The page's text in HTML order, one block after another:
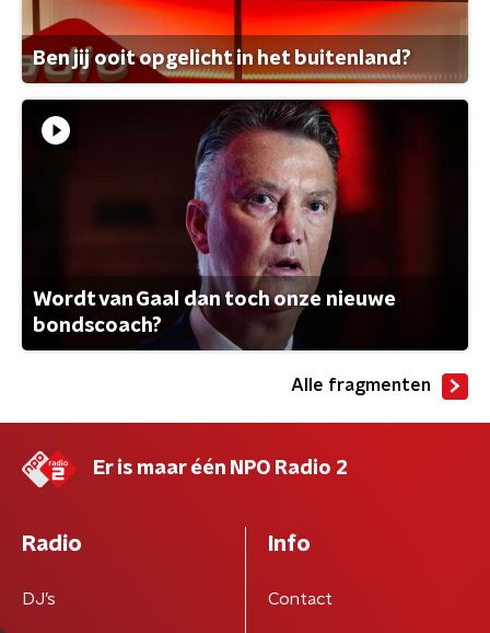
Ben jij ooit opgelicht in het buitenland?
Wordt van Gaal dan toch onze nieuwe
bondscoach?
Alle fragmenten
Er is maar één NPO Radio 2
Radio
DJ’s
Info
Contact